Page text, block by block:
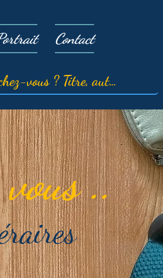
Contact
..